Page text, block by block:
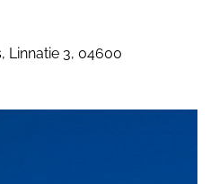
Linnatie 3, 04600